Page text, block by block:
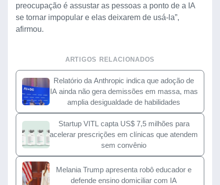
preocupação é assustar as pessoas a ponto de a IA
se tornar impopular e elas deixarem de usá-la”,
afirmou.
ARTIGOS RELACIONADOS
Relatório da Anthropic indica que adoção de
IA ainda não gera demissões em massa, mas
amplia desigualdade de habilidades
Startup VITL capta US$ 7,5 milhões para
acelerar prescrições em clínicas que atendem
sem convênio
Melania Trump apresenta robô educador e
defende ensino domiciliar com IA